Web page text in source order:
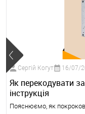
Сергій Когут 16/07/
Як перекодувати
інструкція
Пояснюємо, як